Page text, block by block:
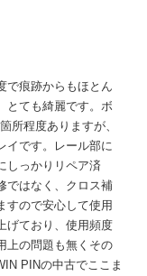
で痕跡からもほとん
とても綺麗です。ボ
所程度ありますが、
イです。レール部に
しっかりリペア済
ではなく、クロス補
すので安心して使用
げており、使用頻度
上の問題も無くその
PINの中古でここま